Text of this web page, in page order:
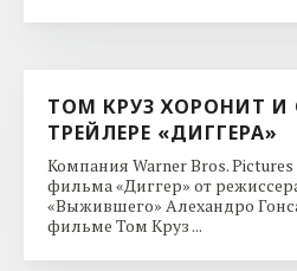
ТОМ КРУЗ ХОРОНИТ И
ТРЕЙЛЕРЕ «ДИГГЕРА»
Компания Warner Bros.
фильма «Диггер» от
«Выжившего» Алехандро
фильме Том Круз ...